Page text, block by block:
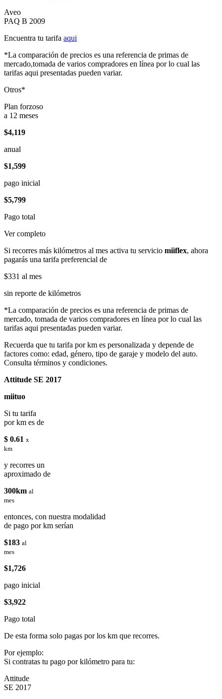
Aveo
PAQ B 2009
Encuentra tu tarifa aqui
*La comparación de precios es una referencia de primas de
mercado,tomada de varios compradores en línea por lo cual las
tarifas aqui presentadas pueden variar.
Otros*
Plan forzoso
a 12 meses
$4,119
anual
$1,599
pago inicial
$5,799
Pago total
Ver completo
Si recorres más kilómetros al mes activa tu servicio miiflex, ahora
pagarás una tarifa preferencial de
$331 al mes
sin reporte de kilómetros
*La comparación de precios es una referencia de primas de
mercado, tomada de varios compradores en línea por lo cual las
tarifas aqui presentadas pueden variar.
Recuerda que tu tarifa por km es personalizada y depende de
factores como: edad, género, tipo de garaje y modelo del auto.
Consulta términos y condiciones.
Attitude SE 2017
miituo
Si tu tarifa
por km es de
$ 0.61 x
km
y recorres un
aproximado de
300km al
mes
entonces, con nuestra modalidad
de pago por km serían
$183 al
mes
$1,726
pago inicial
$3,922
Pago total
De esta forma solo pagas por los km que recorres.
Por ejemplo:
Si contratas tu pago por kilómetro para tu:
Attitude
SE 2017